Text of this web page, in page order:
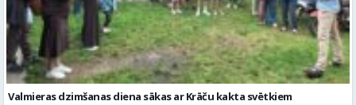
Valmieras dzimšanas diena sākas ar Krāču kakta svētkiem